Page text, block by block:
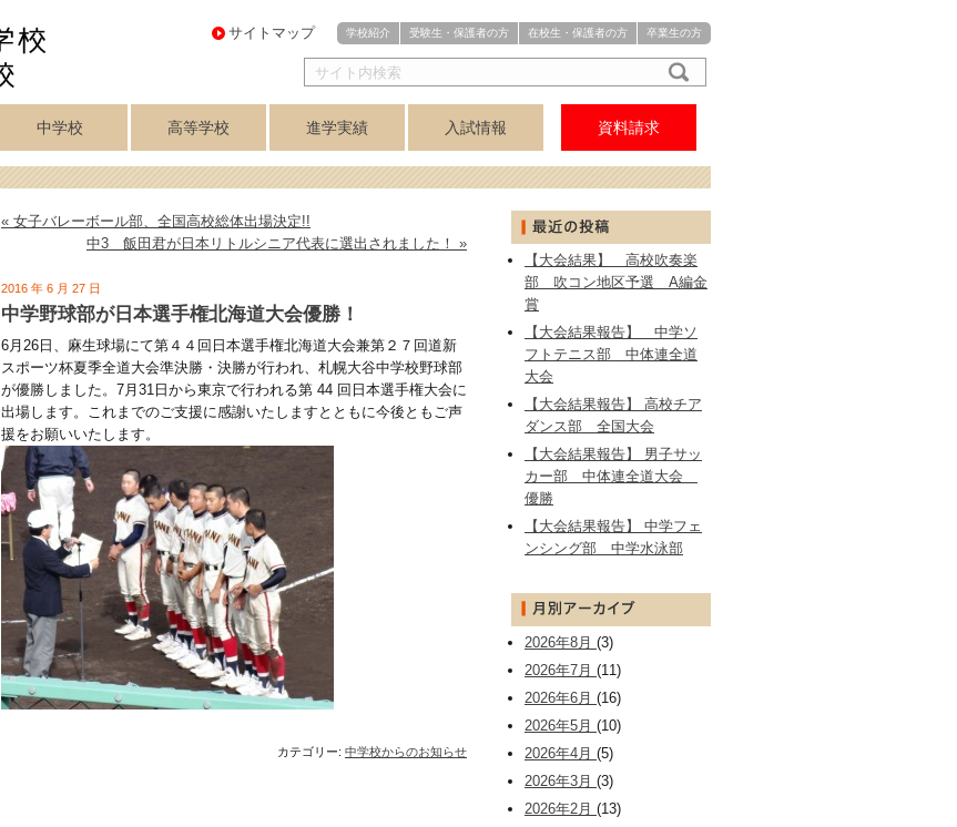
学校紹介 受験生・保護者の方 在校生・保護者の方 卒業生の方
サイトマップ
中学校
中学校トップ
医進・難関理系
コース
英数コース
アスリートコース
プログレスコース
芸術コース
美術専攻
芸術コース
音楽専攻
クラブ紹介
高等学校
高等学校トップ
学力重点コース
個性探求コース
音楽科
美術科
講座制
クラブ紹介
進学実績
合格実績
入試情報
中学
高校
アクセス
資料請求
« 女子バレーボール部、全国高校総体出場決定!!
中3 飯田君が日本リトルシニア代表に選出されました！ »
2016 年 6 月 27 日
中学野球部が日本選手権北海道大会優勝！
6月26日、麻生球場にて第４４回日本選手権北海道大会兼第２７回道新
スポーツ杯夏季全道大会準決勝・決勝が行われ、札幌大谷中学校野球部
が優勝しました。7月31日から東京で行われる第 44 回日本選手権大会に
出場します。これまでのご支援に感謝いたしますとともに今後ともご声
援をお願いいたします。
カテゴリー: 中学校からのお知らせ
【大会結果】 高校吹奏楽
部 吹コン地区予選 A編金
賞
【大会結果報告】 中学ソ
フトテニス部 中体連全道
大会
【大会結果報告】 高校チア
ダンス部 全国大会
【大会結果報告】 男子サッ
カー部 中体連全道大会
優勝
【大会結果報告】 中学フェ
ンシング部 中学水泳部
2026年8月 (3)
2026年7月 (11)
2026年6月 (16)
2026年5月 (10)
2026年4月 (5)
2026年3月 (3)
2026年2月 (13)